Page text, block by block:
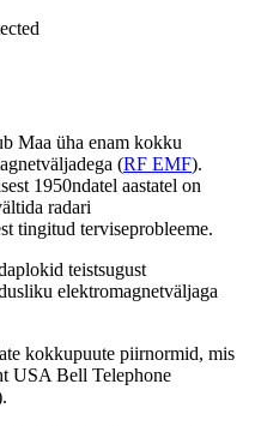
Maa üha enam kokku
(RF EMF).
1950ndatel aastatel on
radari
tingitud terviseprobleeme.
teistsugust
elektromagnetväljaga
kokkupuute piirnormid, mis
USA Bell Telephone